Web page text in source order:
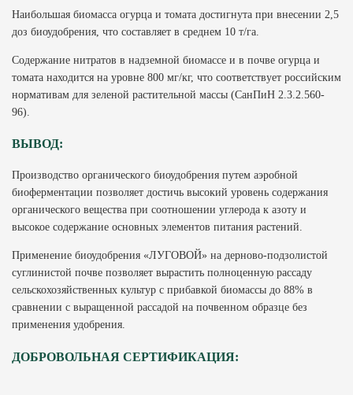
Наибольшая биомасса огурца и томата достигнута при внесении 2,5
доз биоудобрения, что составляет в среднем 10 т/га.
Содержание нитратов в надземной биомассе и в почве огурца и
томата находится на уровне 800 мг/кг, что соответствует российским
нормативам для зеленой растительной массы (СанПиН 2.3.2.560-
96).
ВЫВОД:
Производство органического биоудобрения путем аэробной
биоферментации позволяет достичь высокий уровень содержания
органического вещества при соотношении углерода к азоту и
высокое содержание основных элементов питания растений.
Применение биоудобрения «ЛУГОВОЙ» на дерново-подзолистой
суглинистой почве позволяет вырастить полноценную рассаду
сельскохозяйственных культур с прибавкой биомассы до 88% в
сравнении с выращенной рассадой на почвенном образце без
применения удобрения.
ДОБРОВОЛЬНАЯ СЕРТИФИКАЦИЯ: